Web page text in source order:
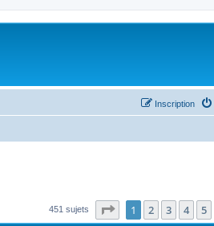
Inscription
451 sujets Page sur10
1 2 3 4 5